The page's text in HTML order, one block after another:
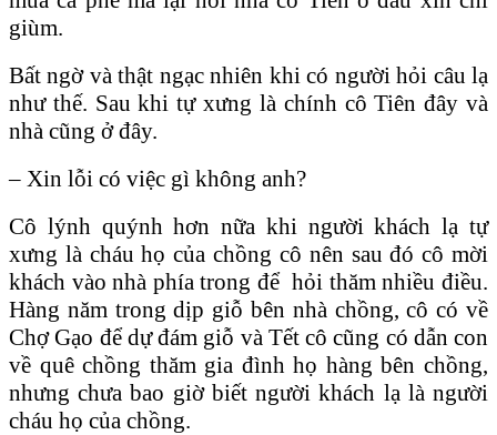
giùm.
Bất ngờ và thật ngạc nhiên khi có người hỏi câu lạ
như thế. Sau khi tự xưng là chính cô Tiên đây và
nhà cũng ở đây.
– Xin lỗi có việc gì không anh?
Cô lýnh quýnh hơn nữa khi người khách lạ tự
xưng là cháu họ của chồng cô nên sau đó cô mời
khách vào nhà phía trong để hỏi thăm nhiều điều.
Hàng năm trong dịp giỗ bên nhà chồng, cô có về
Chợ Gạo để dự đám giỗ và Tết cô cũng có dẫn con
về quê chồng thăm gia đình họ hàng bên chồng,
nhưng chưa bao giờ biết người khách lạ là người
cháu họ của chồng.